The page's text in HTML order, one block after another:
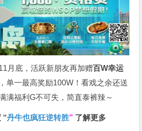
月底，活跃新朋友再加赠百W幸运
单一最高奖励100W！看戏之余还送
满福利G不可失，简直泰裤辣～
“丹牛也疯狂逆转胜” 了解更多